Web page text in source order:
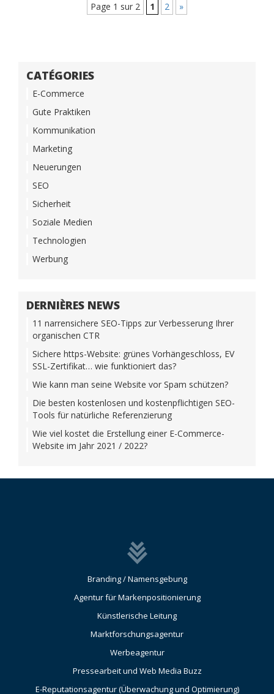
Page 1 sur 2 1 2 »
CATÉGORIES
E-Commerce
Gute Praktiken
Kommunikation
Marketing
Neuerungen
SEO
Sicherheit
Soziale Medien
Technologien
Werbung
DERNIÈRES NEWS
11 narrensichere SEO-Tipps zur Verbesserung Ihrer
organischen CTR
Sichere https-Website: grünes Vorhängeschloss, EV
SSL-Zertifikat… wie funktioniert das?
Wie kann man seine Website vor Spam schützen?
Die besten kostenlosen und kostenpflichtigen SEO-
Tools für natürliche Referenzierung
Wie viel kostet die Erstellung einer E-Commerce-
Website im Jahr 2021 / 2022?
Branding / Namensgebung
Agentur für Markenpositionierung
Künstlerische Leitung
Marktforschungsagentur
Werbeagentur
Pressearbeit und Web Media Buzz
E-Reputationsagentur (Überwachung und Optimierung)